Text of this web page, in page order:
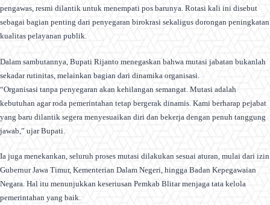
pengawas, resmi dilantik untuk menempati pos barunya. Rotasi kali ini disebut
sebagai bagian penting dari penyegaran birokrasi sekaligus dorongan peningkatan
kualitas pelayanan publik.
Dalam sambutannya, Bupati Rijanto menegaskan bahwa mutasi jabatan bukanlah
sekadar rutinitas, melainkan bagian dari dinamika organisasi.
“Organisasi tanpa penyegaran akan kehilangan semangat. Mutasi adalah
kebutuhan agar roda pemerintahan tetap bergerak dinamis. Kami berharap pejabat
yang baru dilantik segera menyesuaikan diri dan bekerja dengan penuh tanggung
jawab,” ujar Bupati.
Ia juga menekankan, seluruh proses mutasi dilakukan sesuai aturan, mulai dari izin
Gubernur Jawa Timur, Kementerian Dalam Negeri, hingga Badan Kepegawaian
Negara. Hal itu menunjukkan keseriusan Pemkab Blitar menjaga tata kelola
pemerintahan yang baik.